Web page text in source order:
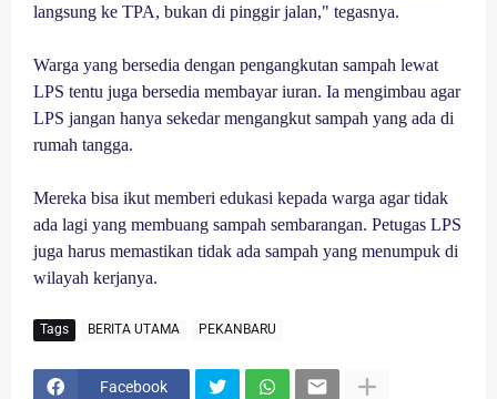
langsung ke TPA, bukan di pinggir jalan," tegasnya.
Warga yang bersedia dengan pengangkutan sampah lewat
LPS tentu juga bersedia membayar iuran. Ia mengimbau agar
LPS jangan hanya sekedar mengangkut sampah yang ada di
rumah tangga.
Mereka bisa ikut memberi edukasi kepada warga agar tidak
ada lagi yang membuang sampah sembarangan. Petugas LPS
juga harus memastikan tidak ada sampah yang menumpuk di
wilayah kerjanya.
Tags BERITA UTAMA PEKANBARU
Facebook